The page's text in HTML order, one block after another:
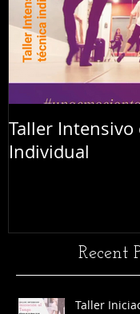
Taller Intensivo
Individual
Recent
Taller